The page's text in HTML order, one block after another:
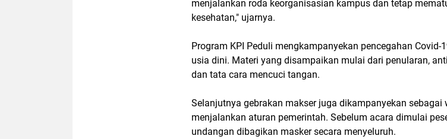
menjalankan roda keorganisasian kampus dan tetap
kesehatan," ujarnya.
Program KPI Peduli mengkampanyekan pencegahan
usia dini. Materi yang disampaikan mulai dari penularan,
dan tata cara mencuci tangan.
Selanjutnya gebrakan makser juga dikampanyekan sebagai
menjalankan aturan pemerintah. Sebelum acara dimulai
undangan dibagikan masker secara menyeluruh.